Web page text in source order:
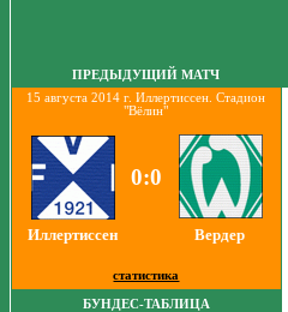
ПРЕДЫДУЩИЙ МАТЧ
15 августа 2014 г. Иллертиссен. Стадион
"Вёлин"
0:0
Иллертиссен Вердер
статистика
БУНДЕС-ТАБЛИЦА